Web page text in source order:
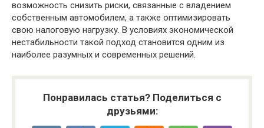
возможность снизить риски, связанные с владением
собственным автомобилем, а также оптимизировать
свою налоговую нагрузку. В условиях экономической
нестабильности такой подход становится одним из
наиболее разумных и современных решений.
Понравилась статья? Поделиться с
друзьями: